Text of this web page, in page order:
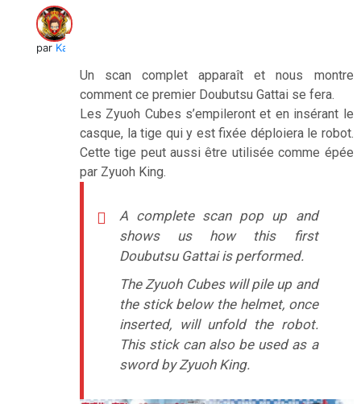
par Kai
Un scan complet apparaît et nous montre
comment ce premier Doubutsu Gattai se fera.
Les Zyuoh Cubes s’empileront et en insérant le
casque, la tige qui y est fixée déploiera le robot.
Cette tige peut aussi être utilisée comme épée
par Zyuoh King.
A complete scan pop up and
shows us how this first
Doubutsu Gattai is performed.
The Zyuoh Cubes will pile up and
the stick below the helmet, once
inserted, will unfold the robot.
This stick can also be used as a
sword by Zyuoh King.